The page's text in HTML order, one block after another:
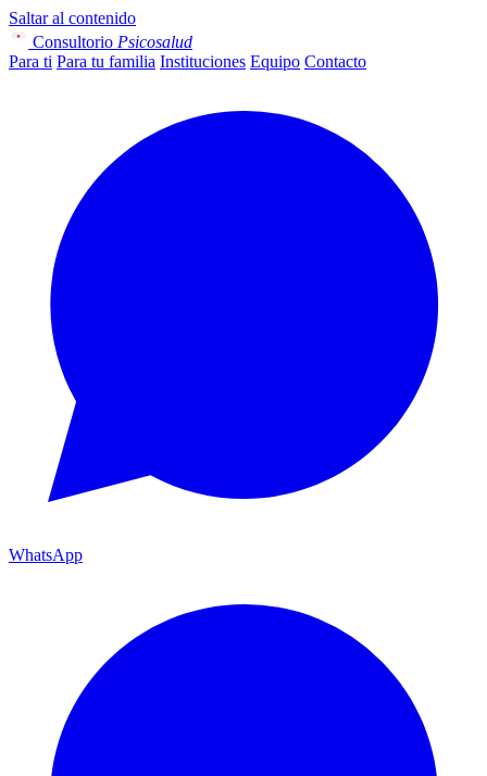
Saltar al contenido
Consultorio Psicosalud
Para ti Para tu familia Instituciones Equipo Contacto
WhatsApp